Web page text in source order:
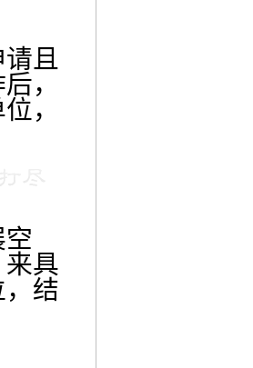
且
，
，
具
结